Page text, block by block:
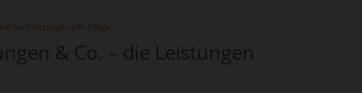
Sachleistungen 24h-Pflege
& Co. – die Leistungen